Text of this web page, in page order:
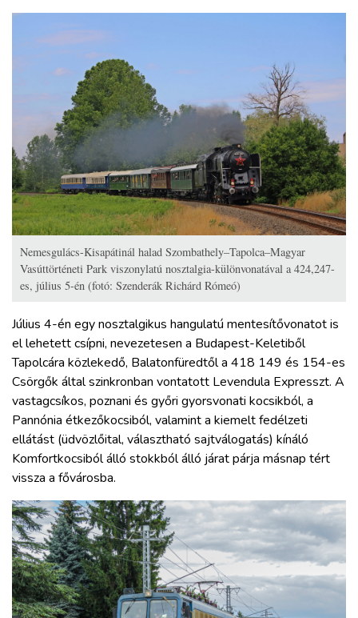
Nemesgulács-Kisapátinál halad Szombathely–Tapolca–Magyar
Vasúttörténeti Park viszonylatú nosztalgia-különvonatával a 424,247-
es, július 5-én (fotó: Szenderák Richárd Rómeó)
Július 4-én egy nosztalgikus hangulatú mentesítővonatot is
el lehetett csípni, nevezetesen a Budapest-Keletiből
Tapolcára közlekedő, Balatonfüredtől a 418 149 és 154-es
Csörgők által szinkronban vontatott Levendula Expresszt. A
vastagcsíkos, poznani és győri gyorsvonati kocsikból, a
Pannónia étkezőkocsiból, valamint a kiemelt fedélzeti
ellátást (üdvözlőital, választható sajtválogatás) kínáló
Komfortkocsiból álló stokkból álló járat párja másnap tért
vissza a fővárosba.